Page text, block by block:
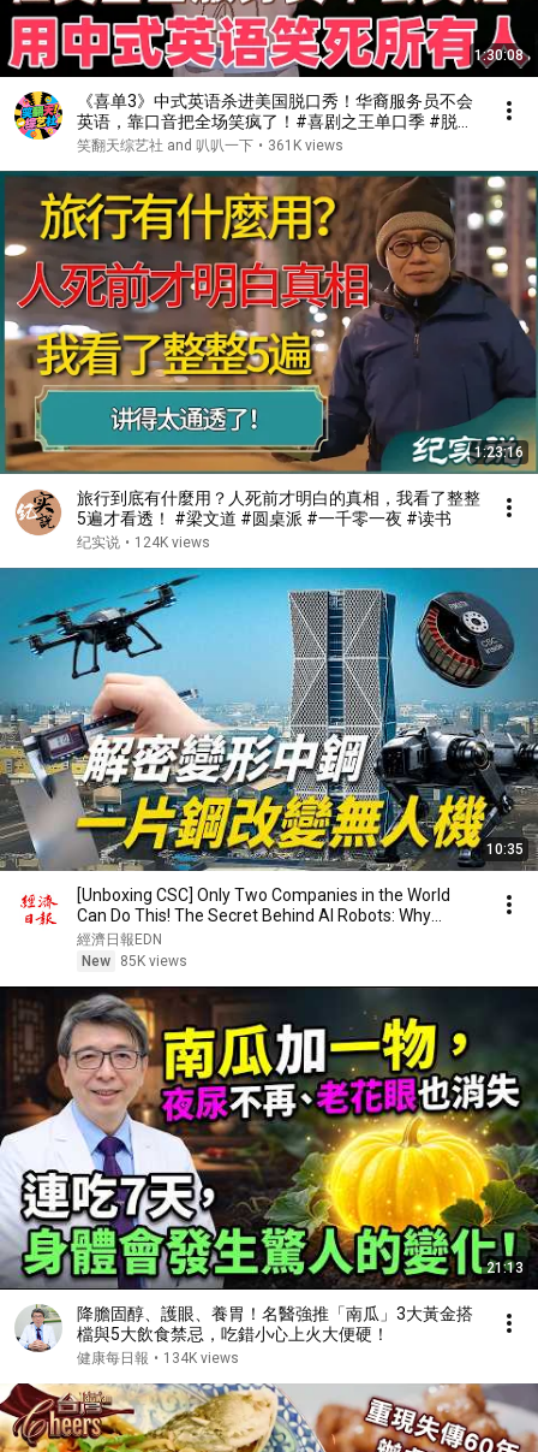
1:30:08
《喜单3》中式英语杀进美国脱口秀！华裔服务员不会
英语，靠口音把全场笑疯了！#喜剧之王单口季 #脱口
秀 #搞笑 #喜剧 #funny #综艺
笑翻天综艺社 and 叭叭一下 • 361K views
1:23:16
旅行到底有什麼用？人死前才明白的真相，我看了整整
5遍才看透！ #梁文道 #圆桌派 #一千零一夜 #读书
纪实说 • 124K views
10:35
[Unboxing CSC] Only Two Companies in the World
Can Do This! The Secret Behind AI Robots: Why
Must...
經濟日報EDN
New
85K views
21:13
降膽固醇、護眼、養胃！名醫強推「南瓜」3大黃金搭
檔與5大飲食禁忌，吃錯小心上火大便硬！
健康每日報 • 134K views